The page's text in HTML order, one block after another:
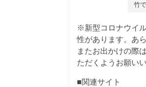
竹
※新型コロナウイ
性があります。あ
またお出かけの際
ただくようお願い
■関連サイト